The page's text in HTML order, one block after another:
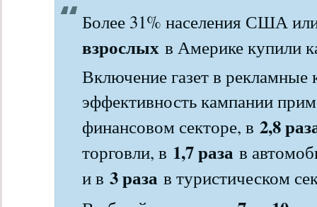
Более 31% населения США
взрослых в Америке купили
Включение газет в рекламные
эффективность кампании
финансовом секторе, в 2,8
торговли, в 1,7 раза в
и в 3 раза в туристическом